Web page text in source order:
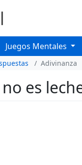
Juegos Mentales
Adivinanza
es